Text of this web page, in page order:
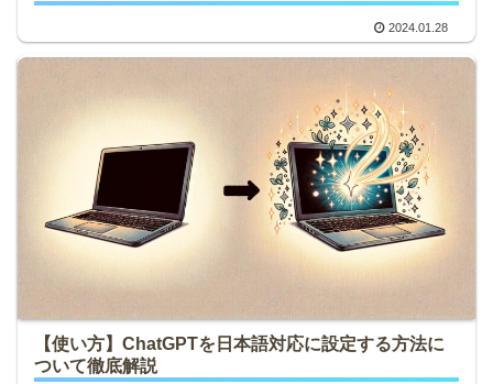
2024.01.28
【使い方】ChatGPTを日本語対応に設定する方法に
ついて徹底解説